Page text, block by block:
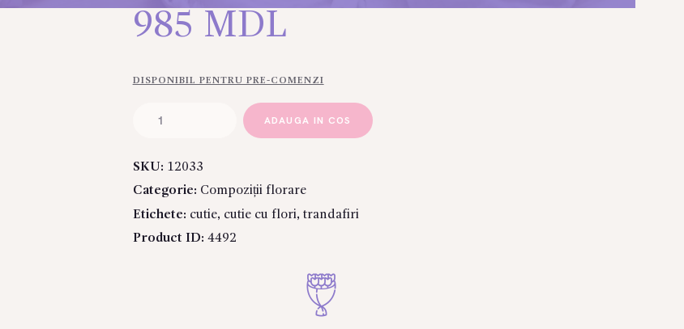
985 MDL
DISPONIBIL PENTRU PRE-COMENZI
trandafiri
și
macarons
ADAUGA IN COS
SKU: 12033
Categorie: Compoziții florare
Etichete: cutie, cutie cu flori, trandafiri
Product ID: 4492